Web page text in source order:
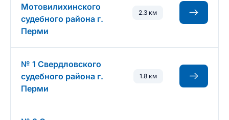
Мотовилихинского
судебного района г.
Перми
2.3 км
№ 1 Свердловского
судебного района г.
Перми
1.8 км